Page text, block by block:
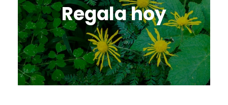
Regala hoy